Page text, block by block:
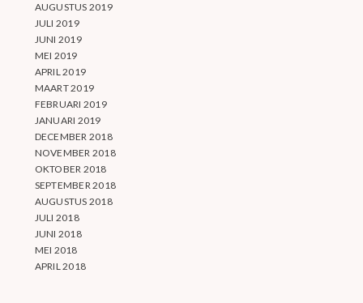
AUGUSTUS 2019
JULI 2019
JUNI 2019
MEI 2019
APRIL 2019
MAART 2019
FEBRUARI 2019
JANUARI 2019
DECEMBER 2018
NOVEMBER 2018
OKTOBER 2018
SEPTEMBER 2018
AUGUSTUS 2018
JULI 2018
JUNI 2018
MEI 2018
APRIL 2018